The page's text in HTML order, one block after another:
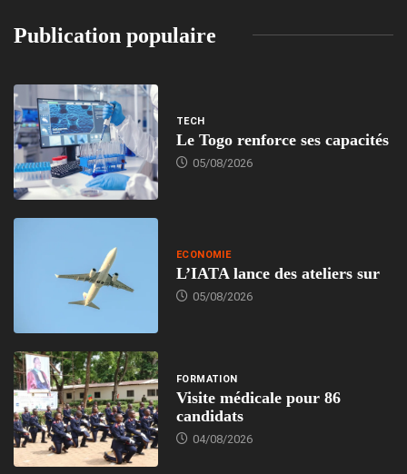
Publication populaire
TECH
Le Togo renforce ses capacités
05/08/2026
ECONOMIE
L’IATA lance des ateliers sur
05/08/2026
FORMATION
Visite médicale pour 86
candidats
04/08/2026